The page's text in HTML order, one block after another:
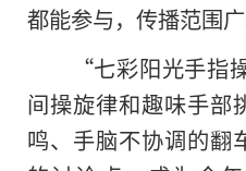
都能参与，传播范围广
“七彩阳光手指
间操旋律和趣味手部
鸣、手脑不协调的翻